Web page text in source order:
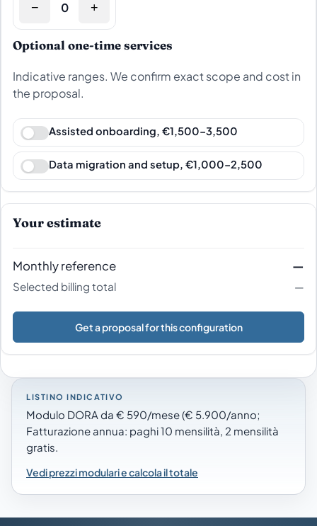
− +
Optional one-time services
Indicative ranges. We confirm exact scope and cost in
the proposal.
Assisted onboarding, €1,500–3,500
Data migration and setup, €1,000–2,500
Your estimate
Monthly reference —
Selected billing total —
Get a proposal for this configuration
LISTINO INDICATIVO
Modulo DORA da € 590/mese (€ 5.900/anno;
Fatturazione annua: paghi 10 mensilità, 2 mensilità
gratis.
Vedi prezzi modulari e calcola il totale